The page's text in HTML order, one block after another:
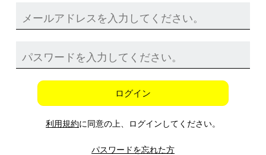
ログイン
利用規約に同意の上、ログインしてください。
パスワードを忘れた方